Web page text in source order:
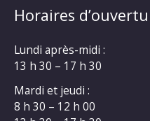
Horaires
Lundi après-midi :
13 h 30 – 17 h 30
Mardi et jeudi :
8 h 30 – 12 h 00